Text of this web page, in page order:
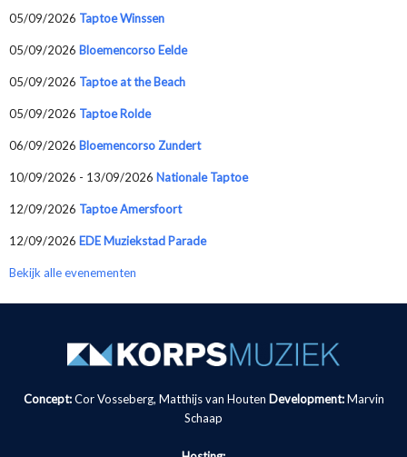
05/09/2026 Taptoe Winssen
05/09/2026 Bloemencorso Eelde
05/09/2026 Taptoe at the Beach
05/09/2026 Taptoe Rolde
06/09/2026 Bloemencorso Zundert
10/09/2026 - 13/09/2026 Nationale Taptoe
12/09/2026 Taptoe Amersfoort
12/09/2026 EDE Muziekstad Parade
Bekijk alle evenementen
Concept:Cor Vosseberg, Matthijs van Houten Development: Marvin
Schaap